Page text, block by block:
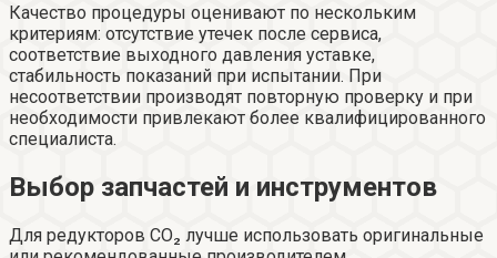
Качество процедуры оценивают по нескольким
критериям: отсутствие утечек после сервиса,
соответствие выходного давления уставке,
стабильность показаний при испытании. При
несоответствии производят повторную проверку и при
необходимости привлекают более квалифицированного
специалиста.
Выбор запчастей и инструментов
Для редукторов CO₂ лучше использовать оригинальные